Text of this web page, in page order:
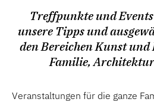
Treffpunkte und
unsere Tipps und
den Bereichen Kunst
Familie,
Veranstaltungen für die ganze